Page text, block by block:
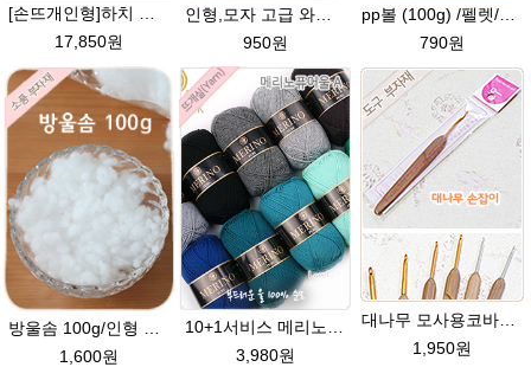
[손뜨개인형]하치 코바늘인형패키지(diy재료+도안)/뜨개질인형만들기/아미네코/인형실/하치코바늘인형뜨개실/코바늘수강/
17,850원
인형,모자 고급 와이어 (90cm) 2mm,3mm 굵기선택/모자 와이어/알루미늄/인형철사대용/아미네코제작 철사/코바늘인형
950원
pp볼 (100g) /펠렛/라이스볼/슬러쉬볼/ 인형완충재 / pp알갱이 / pp ball / 아미네코인형 재료
790원
1,600원
3,980원
대나무 모사용코바늘 3호,4호,5호,6호,7호,8호] 손뜨개 뜨개질 부자재 도구
1,950원